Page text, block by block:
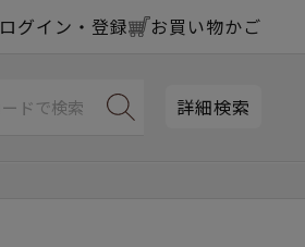
ログイン・登録 お買い物かご
詳細検索